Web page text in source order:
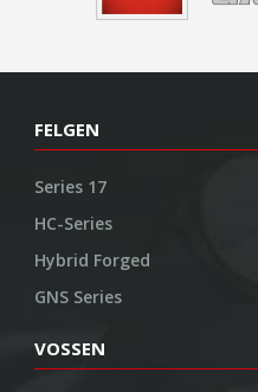
FELGEN
Series 17
HC-Series
Hybrid Forged
GNS Series
VOSSEN